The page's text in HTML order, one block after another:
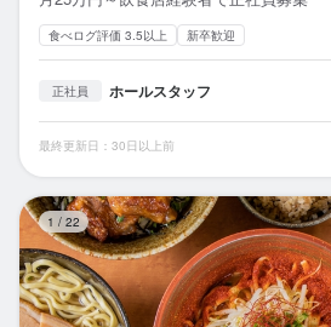
食べログ評価 3.5以上 新卒歓迎
正社員 ホールスタッフ
最終更新日：30日以上前
1 / 22